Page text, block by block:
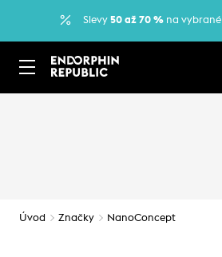
Slevy 50 až 70 % na vybrané
Úvod Značky NanoConcept